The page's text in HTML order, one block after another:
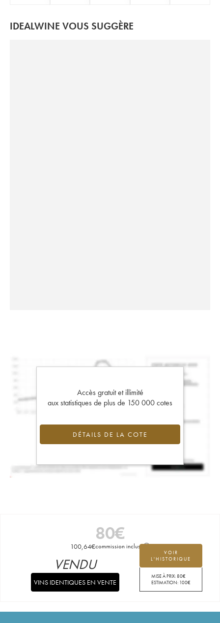
IDEALWINE VOUS SUGGÈRE
Accès gratuit et illimité
aux statistiques de plus de 150 000 cotes
DÉTAILS DE LA COTE
80€
100,64€commission incluse
VOIR
L'HISTORIQUE
MISE À PRIX:80€
ESTIMATION: 100€
VENDU
VINS IDENTIQUES EN VENTE